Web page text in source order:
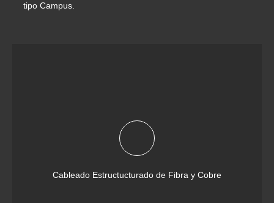
tipo Campus.
Cableado Estructucturado de Fibra y Cobre